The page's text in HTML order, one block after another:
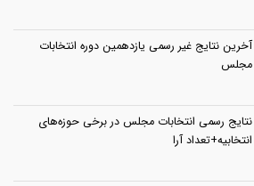
آخرین نتایج غیر رسمی یازدهمین دوره انتخابات
مجلس
نتایج رسمی انتخابات مجلس در برخی حوزه‌های
انتخابیه+تعداد آرا